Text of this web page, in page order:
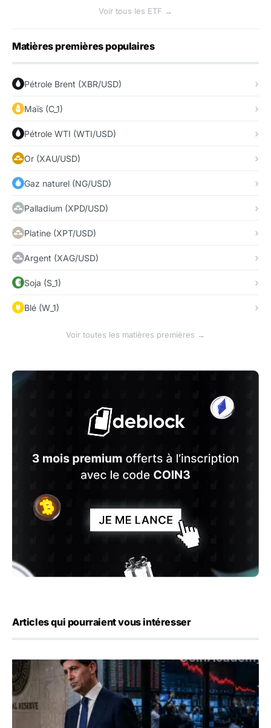
Voir tous les ETF →
Matières premières populaires
Pétrole Brent (XBR/USD)
Maïs (C_1)
Pétrole WTI (WTI/USD)
Or (XAU/USD)
Gaz naturel (NG/USD)
Palladium (XPD/USD)
Platine (XPT/USD)
Argent (XAG/USD)
Soja (S_1)
Blé (W_1)
Voir toutes les matières premières →
Articles qui pourraient vous intéresser
Kevin Warsh maintient sa communication minimaliste